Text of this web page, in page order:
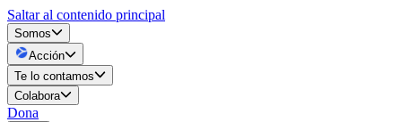
Saltar al contenido principal
Somos
Acción
Te lo contamos
Colabora
Dona